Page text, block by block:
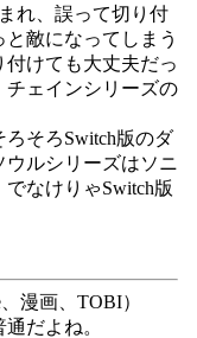
れ、誤って切り付
敵になってしまう
けても大丈夫だっ
チェインシリーズの
そろSwitch版のダ
ルシリーズはソニ
なけりゃSwitch版
漫画、TOBI）
だよね。